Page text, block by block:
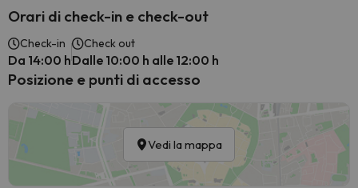
Orari di check-in e check-out
Check-in
Da 14:00 h
Check out
Dalle 10:00 h alle 12:00 h
Posizione e punti di accesso
Vedi la mappa